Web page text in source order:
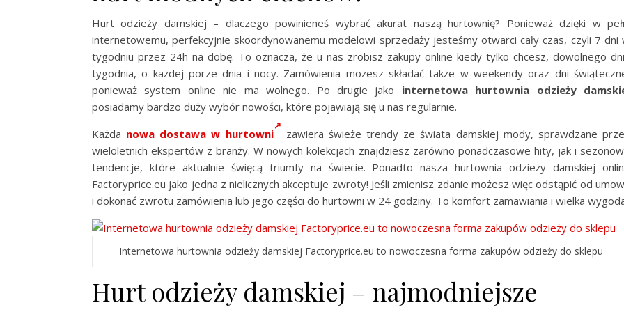
Hurt odzieży damskiej – dlaczego powinieneś wybrać akurat naszą hurtownię? Ponieważ dzięki w
internetowemu, perfekcyjnie skoordynowanemu modelowi sprzedaży jesteśmy otwarci cały czas, czyli 7 dni
tygodniu przez 24h na dobę. To oznacza, że u nas zrobisz zakupy online kiedy tylko chcesz, dowolnego
tygodnia, o każdej porze dnia i nocy. Zamówienia możesz składać także w weekendy oraz dni
ponieważ system online nie ma wolnego. Po drugie jako internetowa hurtownia odzieży
posiadamy bardzo duży wybór nowości, które pojawiają się u nas regularnie.
Każda nowa dostawa w hurtowni
zawiera świeże trendy ze świata damskiej mody, sprawdzane
wieloletnich ekspertów z branży. W nowych kolekcjach znajdziesz zarówno ponadczasowe hity, jak i
tendencje, które aktualnie święcą triumfy na świecie. Ponadto nasza hurtownia odzieży damskiej
Factoryprice.eu jako jedna z nielicznych akceptuje zwroty! Jeśli zmienisz zdanie możesz więc odstąpić od
i dokonać zwrotu zamówienia lub jego części do hurtowni w 24 godziny. To komfort zamawiania i wielka
Internetowa hurtownia odzieży damskiej Factoryprice.eu to nowoczesna forma zakupów odzieży do sklepu
Hurt odzieży damskiej – najmodniejsze